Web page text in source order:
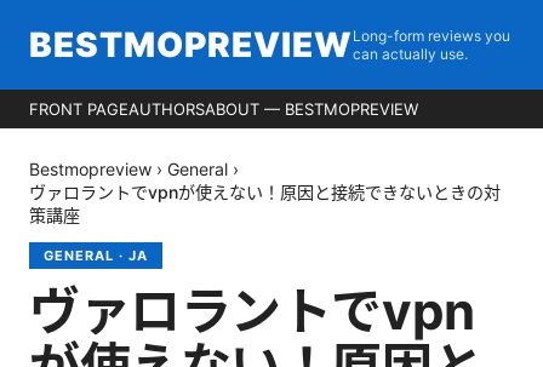
BESTMOPREVIEW Long-form reviews you
can actually use.
FRONT PAGEAUTHORSABOUT — BESTMOPREVIEW
Bestmopreview › General ›
ヴァロラントでvpnが使えない！原因と接続できないときの対
策講座
GENERAL · JA
ヴァロラントでvpn